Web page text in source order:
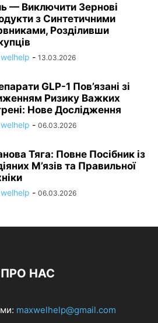
— Виключити Зернові
з Синтетичними
Розділивши
- 13.03.2026
GLP-1 Пов’язані зі
Ризику Важких
Нове Дослідження
- 06.03.2026
Тяга: Повне Посібник із
М’язів та Правильної
- 06.03.2026
ПРО НАС
maxwelhelp@gmail.com